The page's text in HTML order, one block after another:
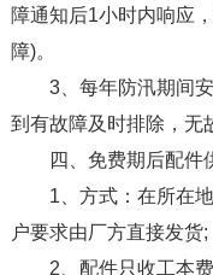
障通知后1小时内响应
障)。
3、每年防汛期间
到有故障及时排除，无
四、免费期后配件
1、方式：在所在
户要求由厂方直接发货;
2、配件只收工本